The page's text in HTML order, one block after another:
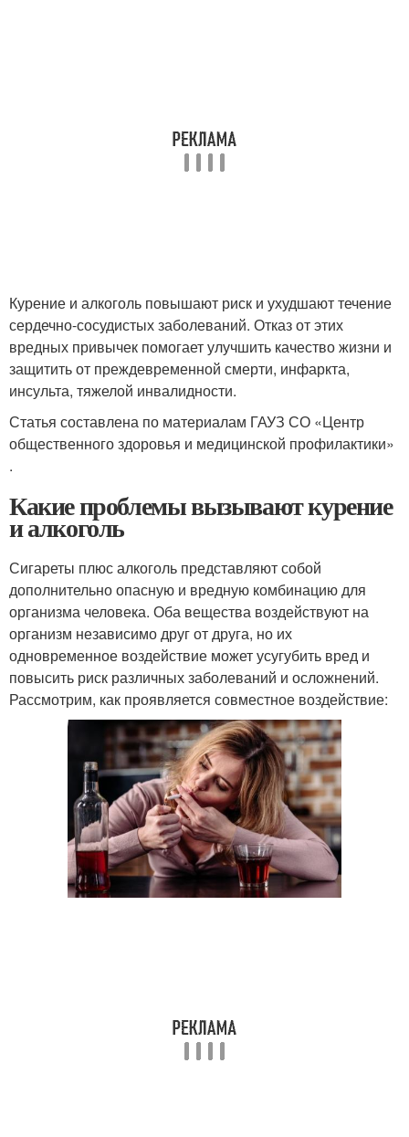
Курение и алкоголь повышают риск и ухудшают течение
сердечно-сосудистых заболеваний. Отказ от этих
вредных привычек помогает улучшить качество жизни и
защитить от преждевременной смерти, инфаркта,
инсульта, тяжелой инвалидности.
Статья составлена по материалам ГАУЗ СО «Центр
общественного здоровья и медицинской профилактики»
.
Какие проблемы вызывают курение
и алкоголь
Сигареты плюс алкоголь представляют собой
дополнительно опасную и вредную комбинацию для
организма человека. Оба вещества воздействуют на
организм независимо друг от друга, но их
одновременное воздействие может усугубить вред и
повысить риск различных заболеваний и осложнений.
Рассмотрим, как проявляется совместное воздействие: